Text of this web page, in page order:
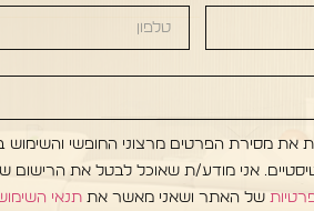
את מסירת הפרטים מרצוני החופשי והשימוש
אני מודע/ת שאוכל לבטל את
של האתר ושאני מאשר אתתנאי